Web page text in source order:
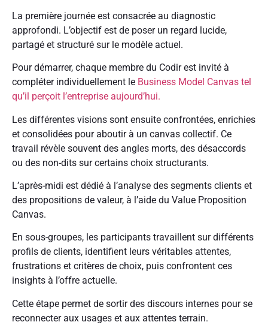
La première journée est consacrée au diagnostic
approfondi. L’objectif est de poser un regard lucide,
partagé et structuré sur le modèle actuel.
Pour démarrer, chaque membre du Codir est invité à
compléter individuellement le Business Model Canvas tel
qu’il perçoit l’entreprise aujourd’hui.
Les différentes visions sont ensuite confrontées, enrichies
et consolidées pour aboutir à un canvas collectif. Ce
travail révèle souvent des angles morts, des désaccords
ou des non-dits sur certains choix structurants.
L’après-midi est dédié à l’analyse des segments clients et
des propositions de valeur, à l’aide du Value Proposition
Canvas.
En sous-groupes, les participants travaillent sur différents
profils de clients, identifient leurs véritables attentes,
frustrations et critères de choix, puis confrontent ces
insights à l’offre actuelle.
Cette étape permet de sortir des discours internes pour se
reconnecter aux usages et aux attentes terrain.